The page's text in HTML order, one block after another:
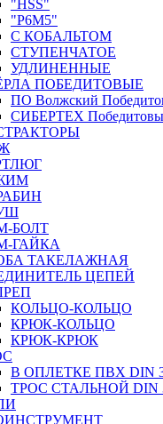
"HSS"
"Р6М5"
С КОБАЛЬТОМ
СТУПЕНЧАТОЕ
УДЛИНЕННЫЕ
ПОБЕДИТОВЫЕ
ПО Волжский
СИБЕРТЕХ
БОЛТ
ГАЙКА
ТАКЕЛАЖНАЯ
ЦЕПЕЙ
КОЛЬЦО-КОЛЬЦО
КРЮК-КОЛЬЦО
КРЮК-КРЮК
В ОПЛЕТКЕ ПВХ DIN
ТРОС СТАЛЬНОЙ DIN